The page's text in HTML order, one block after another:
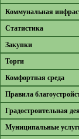
Коммунальная
Cтатистика
Закупки
Торги
Комфортная среда
Правила
Градостроительная
Муниципальные